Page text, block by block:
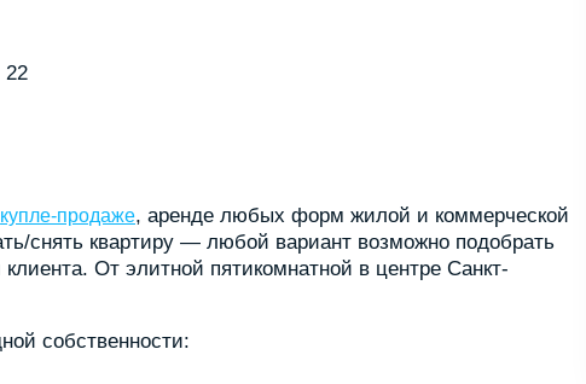
22
купле-продаже, аренде любых форм жилой и коммерческой
снять квартиру — любой вариант возможно подобрать
От элитной пятикомнатной в центре Санкт-
собственности: